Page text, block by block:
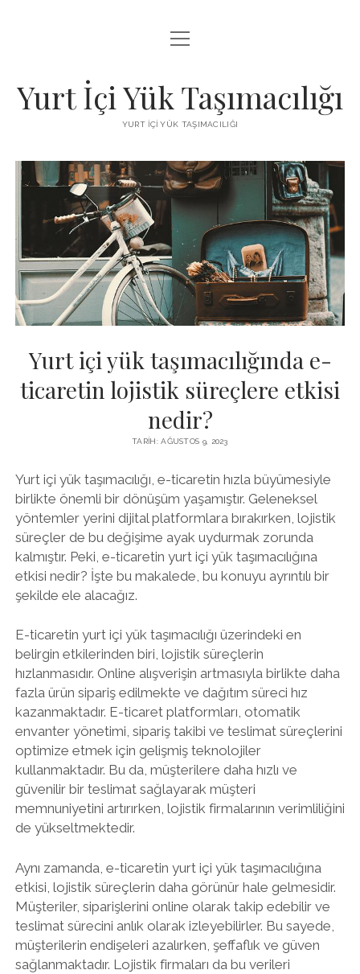
BEDAVA FACEBOOK BEĞENI KAZANMA
FACEBOOK SAYFA BEĞENDIRME HILESI İNDIR
menüyü
aç
Yurt İçi Yük Taşımacılığı
YURT İÇI YÜK TAŞIMACILIĞI
Yurt içi yük taşımacılığında e-
ticaretin lojistik süreçlere etkisi
nedir?
TARIH: AĞUSTOS 9, 2023
Yurt içi yük taşımacılığı, e-ticaretin hızla büyümesiyle
birlikte önemli bir dönüşüm yaşamıştır. Geleneksel
yöntemler yerini dijital platformlara bırakırken, lojistik
süreçler de bu değişime ayak uydurmak zorunda
kalmıştır. Peki, e-ticaretin yurt içi yük taşımacılığına
etkisi nedir? İşte bu makalede, bu konuyu ayrıntılı bir
şekilde ele alacağız.
E-ticaretin yurt içi yük taşımacılığı üzerindeki en
belirgin etkilerinden biri, lojistik süreçlerin
hızlanmasıdır. Online alışverişin artmasıyla birlikte daha
fazla ürün sipariş edilmekte ve dağıtım süreci hız
kazanmaktadır. E-ticaret platformları, otomatik
envanter yönetimi, sipariş takibi ve teslimat süreçlerini
optimize etmek için gelişmiş teknolojiler
kullanmaktadır. Bu da, müşterilere daha hızlı ve
güvenilir bir teslimat sağlayarak müşteri
memnuniyetini artırırken, lojistik firmalarının verimliliğini
de yükseltmektedir.
Aynı zamanda, e-ticaretin yurt içi yük taşımacılığına
etkisi, lojistik süreçlerin daha görünür hale gelmesidir.
Müşteriler, siparişlerini online olarak takip edebilir ve
teslimat sürecini anlık olarak izleyebilirler. Bu sayede,
müşterilerin endişeleri azalırken, şeffaflık ve güven
sağlanmaktadır. Lojistik firmaları da bu verileri